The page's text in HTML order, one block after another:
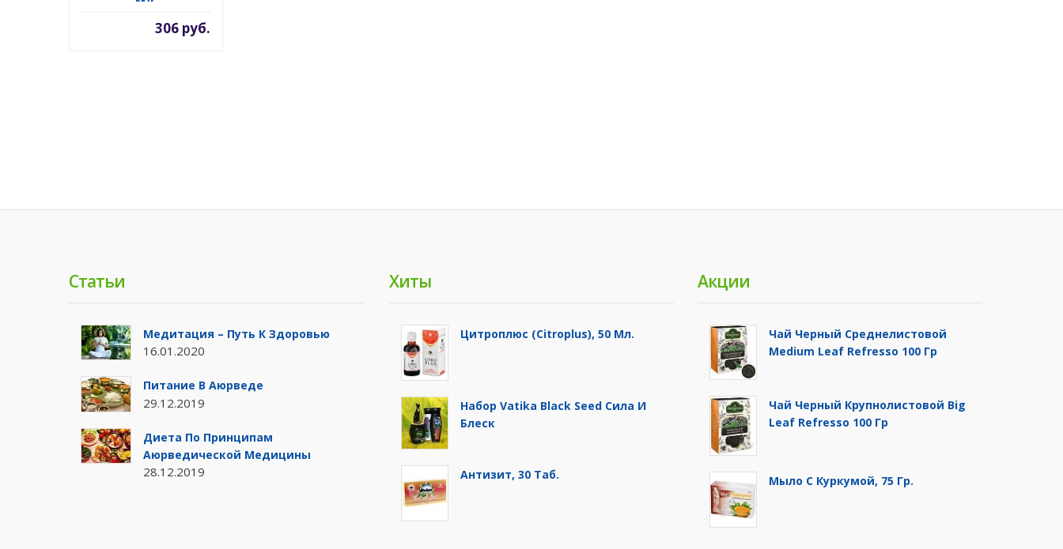
306 руб.
Статьи
Медитация – Путь К Здоровью
16.01.2020
Питание В Аюрведе
29.12.2019
Диета По Принципам
Аюрведической Медицины
28.12.2019
Хиты
Цитроплюс (Citroplus), 50 Мл.
Набор Vatika Black Seed Сила И
Блеск
Антизит, 30 Таб.
Акции
Чай Черный Среднелистовой
Medium Leaf Refresso 100 Гр
Чай Черный Крупнолистовой Big
Leaf Refresso 100 Гр
Мыло С Куркумой, 75 Гр.